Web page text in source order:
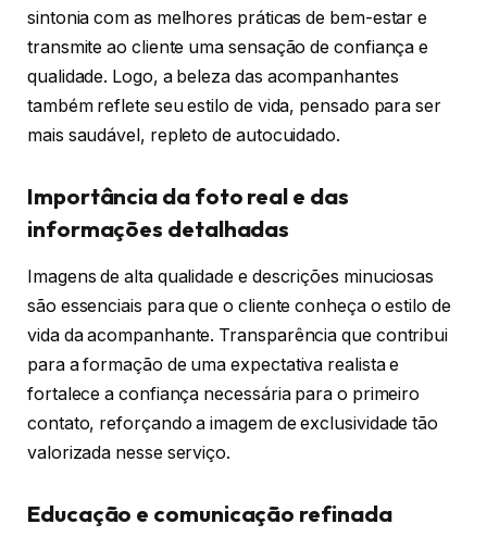
sintonia com as melhores práticas de bem-estar e
transmite ao cliente uma sensação de confiança e
qualidade. Logo, a beleza das acompanhantes
também reflete seu estilo de vida, pensado para ser
mais saudável, repleto de autocuidado.
Importância da foto real e das
informações detalhadas
Imagens de alta qualidade e descrições minuciosas
são essenciais para que o cliente conheça o estilo de
vida da acompanhante. Transparência que contribui
para a formação de uma expectativa realista e
fortalece a confiança necessária para o primeiro
contato, reforçando a imagem de exclusividade tão
valorizada nesse serviço.
Educação e comunicação refinada